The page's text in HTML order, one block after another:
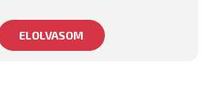
ELOLVASOM